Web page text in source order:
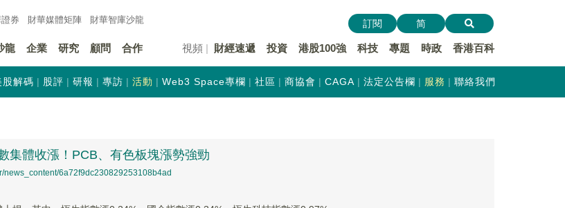
券 財華媒體矩陣 財華智庫沙龍
龍 企業 研究 顧問 合作 視頻 財經速遞 投資 港股100強 科技 專題 時政 香港百科
訂閱 简
股解碼 股評 研報 專訪 活動 Web3 Space專欄 社區 商協會 CAGA 法定公告欄 服務 聯絡我們
集體收漲！PCB、有色板塊漲勢強勁
news_content/6a72f9dc230829253108b4ad